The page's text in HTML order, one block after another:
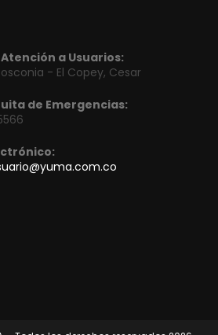
a Usuarios:
- El Copey, Cesar
de Emergencias: